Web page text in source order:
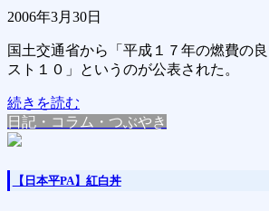
2006年3月30日
国土交通省から「平成１７年の燃費の
スト１０」というのが公表された。
続きを読む
日記・コラム・つぶやき
【日本平PA】紅白丼